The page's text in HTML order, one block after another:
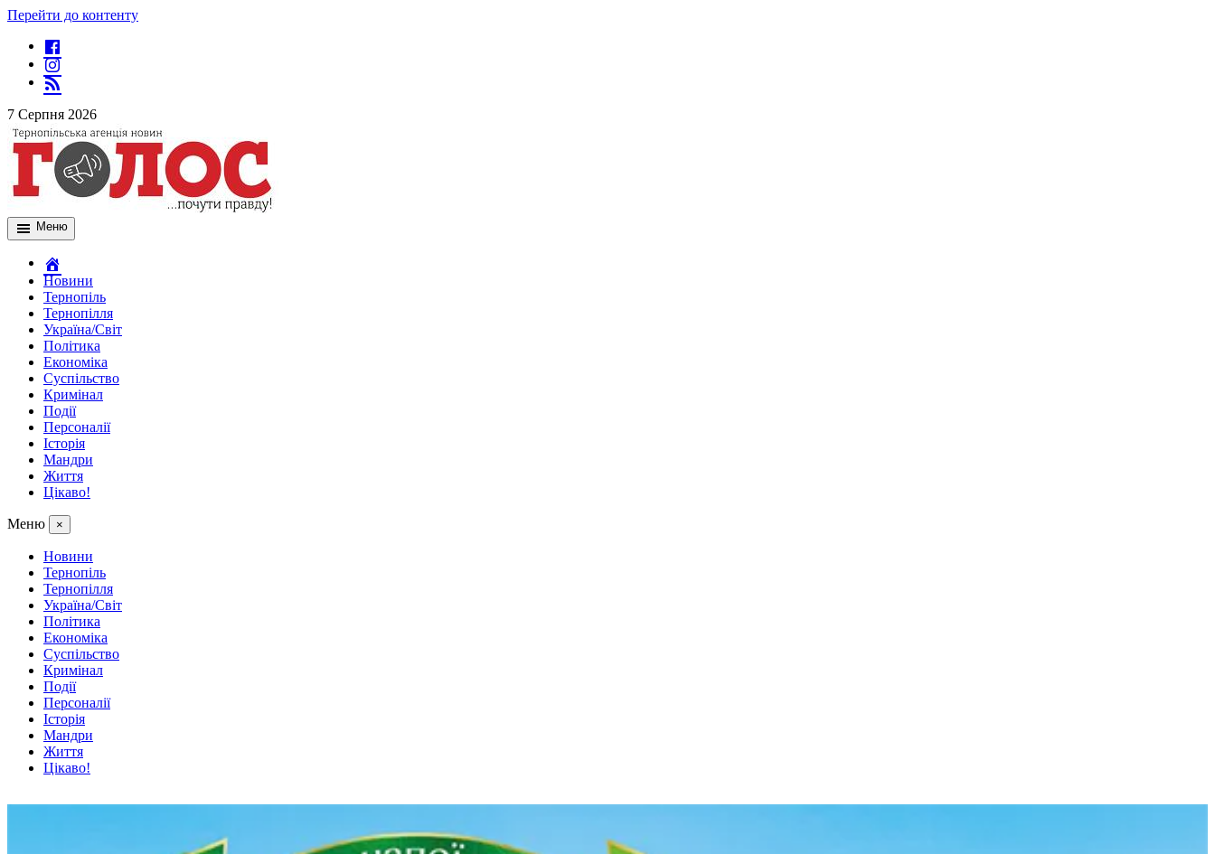
Перейти до контенту
7 Серпня 2026
Меню
Новини
Тернопіль
Тернопілля
Україна/Світ
Політика
Економіка
Суспільство
Кримінал
Події
Персоналії
Історія
Мандри
Життя
Цікаво!
Меню ×
Новини
Тернопіль
Тернопілля
Україна/Світ
Політика
Економіка
Суспільство
Кримінал
Події
Персоналії
Історія
Мандри
Життя
Цікаво!